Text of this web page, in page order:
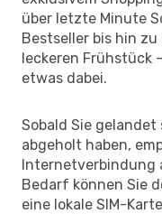
über letzte Minute
Bestseller bis hin zu
leckeren Frühstück
etwas dabei.
Sobald Sie gelandet
abgeholt haben,
Internetverbindung
Bedarf können Sie
eine lokale SIM-